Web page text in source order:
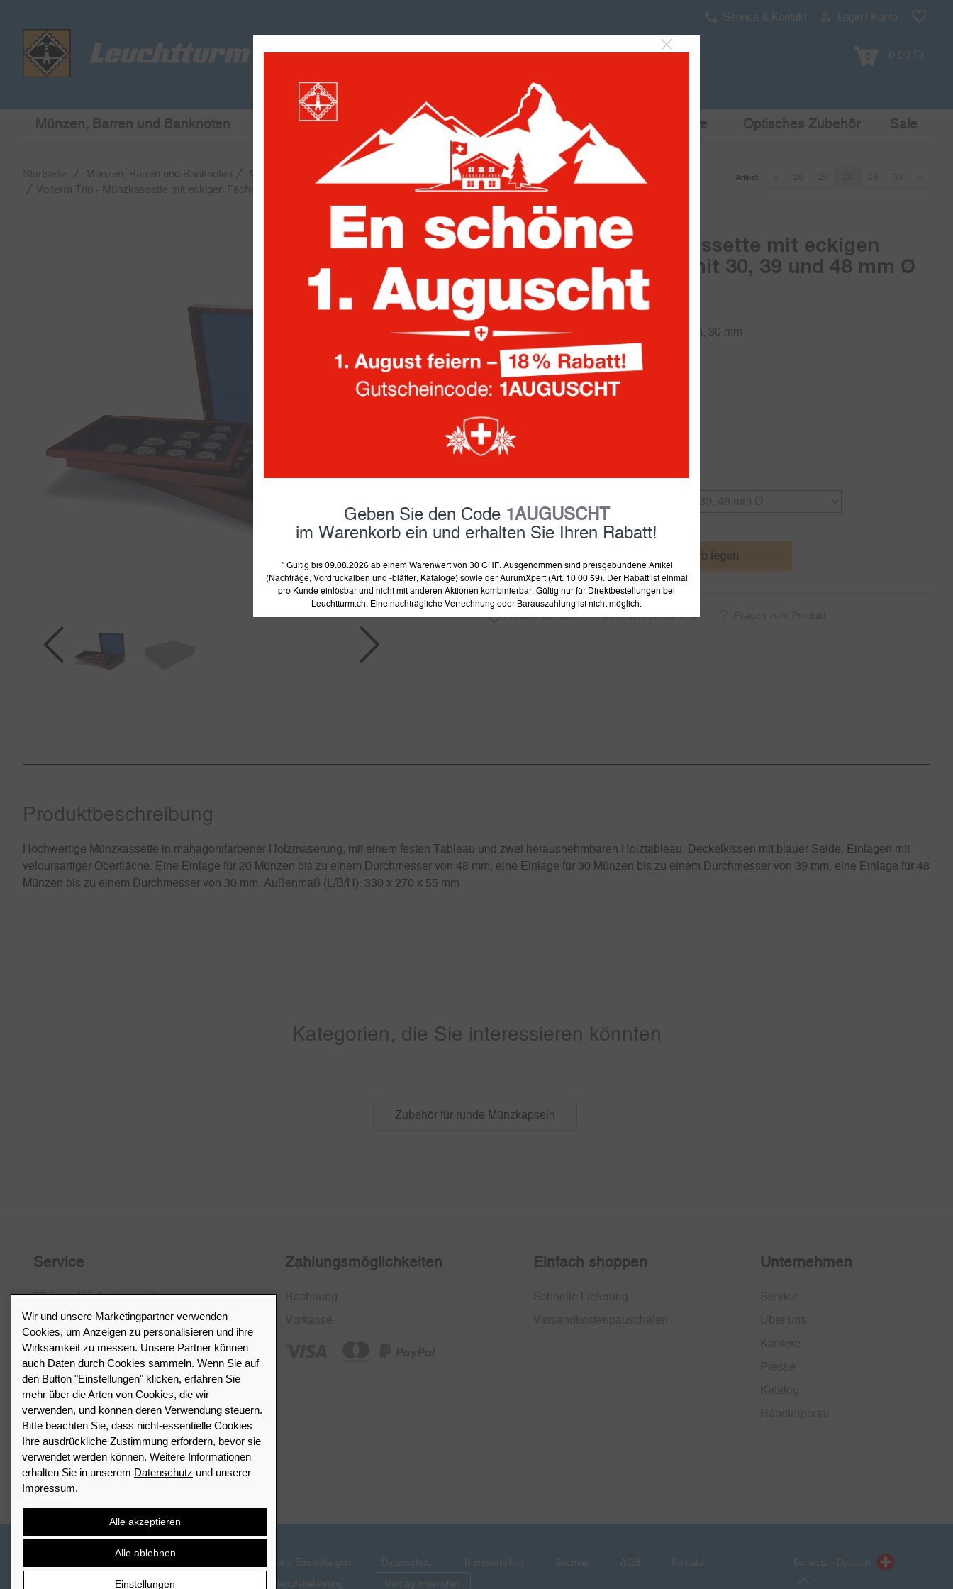
Service & Kontakt Login / Konto
suchen 0 0.00 Fr.
Münzen, Barren und Banknoten Briefmarken, Postkarten und Briefe Trading Cards Pop Culture Optisches Zubehör Sale
Startseite Münzen, Barren und Banknoten Münzkassetten
Volterra Trio - Münzkassette mit eckigen Fächern für Münzen mit 30, 39 und 48 mm Ø
Artikel:
Volterra Trio - Münzkassette mit eckigen
Fächern für Münzen mit 30, 39 und 48 mm Ø
Artikelnummer:308045
• Innendurchmesser Felder: 48 mm, 39 mm, 30 mm
104.90 Fr.
auf Lager, Lieferung in 4-8 Werktagen
Ausführung:
in den Warenkorb legen
Produkt merken Produkt empfehlen
Produkt­beschreibung
Hochwertige Münzkassette in mahagonifarbener Holzmaserung, mit einem festen Tableau und zwei herausnehmbaren Holztableau. Deckelkissen mit blauer Seide, Einlagen mit
veloursartiger Oberfläche. Eine Einlage für 20 Münzen bis zu einem Durchmesser von 48 mm, eine Einlage für 30 Münzen bis zu einem Durchmesser von 39 mm, eine Einlage für 48
Münzen bis zu einem Durchmesser von 30 mm. Außenmaß (L/B/H): 330 x 270 x 55 mm
Kategorien, die Sie interessieren könnten
Zubehör für runde Münzkapseln
Service
30 Tage Rückgaberecht
Kostenlose Rücksendung in CH
SSL-Verschlüsselung
FAQ
Zahlungsmöglichkeiten Einfach shoppen Unternehmen
Händlerverzeichnis
Meinen Leuchtturm Händler finden
Wir und unsere Marketingpartner verwenden
Cookies, um Anzeigen zu personalisieren und ihre
Wirksamkeit zu messen. Unsere Partner können
auch Daten durch Cookies sammeln. Wenn Sie auf
den Button "Einstellungen" klicken, erfahren Sie
mehr über die Arten von Cookies, die wir
verwenden, und können deren Verwendung steuern.
Bitte beachten Sie, dass nicht-essentielle Cookies
Ihre ausdrückliche Zustimmung erfordern, bevor sie
verwendet werden können. Weitere Informationen
erhalten Sie in unserem Datenschutz und unserer
Impressum.
Alle akzeptieren
Alle ablehnen
Einstellungen
Schweiz - Deutsch
Cookie-Einstellungen Datenschutz Barrierefreiheit Sitemap AGB Kontakt
Widerrufsbelehrung Vertrag widerrufen
Geben Sie den Code 1AUGUSCHT
im Warenkorb ein und erhalten Sie Ihren Rabatt!
* Gültig bis 09.08.2026 ab einem Warenwert von 30 CHF. Ausgenommen sind preisgebundene Artikel
(Nachträge, Vordruckalben und -blätter, Kataloge) sowie der AurumXpert (Art. 10 00 59). Der Rabatt ist einmal
pro Kunde einlösbar und nicht mit anderen Aktionen kombinierbar. Gültig nur für Direktbestellungen bei
Leuchtturm.ch. Eine nachträgliche Verrechnung oder Barauszahlung ist nicht möglich.